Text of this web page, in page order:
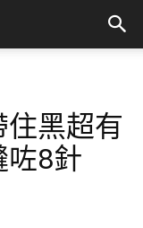
住黑超有
咗8針